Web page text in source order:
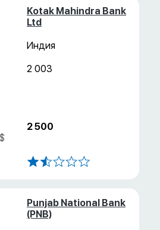
Kotak Mahindra Bank
Ltd
Индия
2 003
2 500
Punjab National Bank
(PNB)